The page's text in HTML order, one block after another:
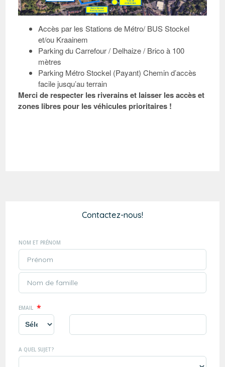
Accès par les Stations de Métro/ BUS Stockel
et/ou Kraainem
Parking du Carrefour / Delhaize / Brico à 100
mètres
Parking Métro Stockel (Payant) Chemin d’accès
facile jusqu’au terrain
Merci de respecter les riverains et laisser les accès et
zones libres pour les véhicules prioritaires !